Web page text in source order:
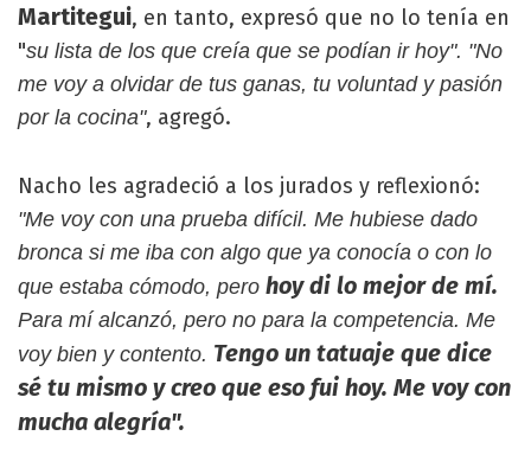
Martitegui, en tanto, expresó que no lo tenía en
"su lista de los que creía que se podían ir hoy". "No
me voy a olvidar de tus ganas, tu voluntad y pasión
por la cocina", agregó.
Nacho les agradeció a los jurados y reflexionó:
"Me voy con una prueba difícil. Me hubiese dado
bronca si me iba con algo que ya conocía o con lo
que estaba cómodo, pero hoy di lo mejor de mí.
Para mí alcanzó, pero no para la competencia. Me
voy bien y contento. Tengo un tatuaje que dice
sé tu mismo y creo que eso fui hoy. Me voy con
mucha alegría".